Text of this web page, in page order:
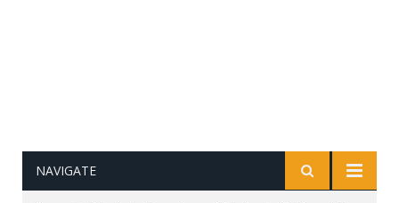
NAVIGATE